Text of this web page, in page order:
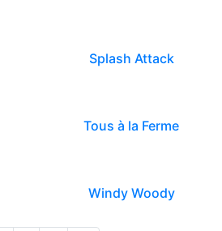
Splash Attack
Tous à la Ferme
Windy Woody